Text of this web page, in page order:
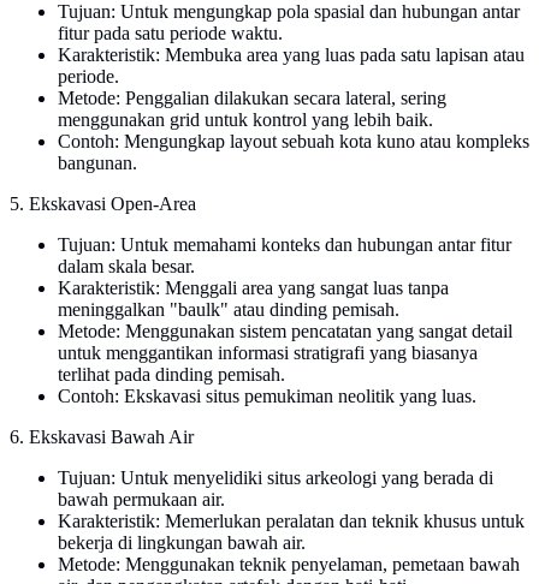
Tujuan: Untuk mengungkap pola spasial dan hubungan antar
fitur pada satu periode waktu.
Karakteristik: Membuka area yang luas pada satu lapisan atau
periode.
Metode: Penggalian dilakukan secara lateral, sering
menggunakan grid untuk kontrol yang lebih baik.
Contoh: Mengungkap layout sebuah kota kuno atau kompleks
bangunan.
5. Ekskavasi Open-Area
Tujuan: Untuk memahami konteks dan hubungan antar fitur
dalam skala besar.
Karakteristik: Menggali area yang sangat luas tanpa
meninggalkan "baulk" atau dinding pemisah.
Metode: Menggunakan sistem pencatatan yang sangat detail
untuk menggantikan informasi stratigrafi yang biasanya
terlihat pada dinding pemisah.
Contoh: Ekskavasi situs pemukiman neolitik yang luas.
6. Ekskavasi Bawah Air
Tujuan: Untuk menyelidiki situs arkeologi yang berada di
bawah permukaan air.
Karakteristik: Memerlukan peralatan dan teknik khusus untuk
bekerja di lingkungan bawah air.
Metode: Menggunakan teknik penyelaman, pemetaan bawah